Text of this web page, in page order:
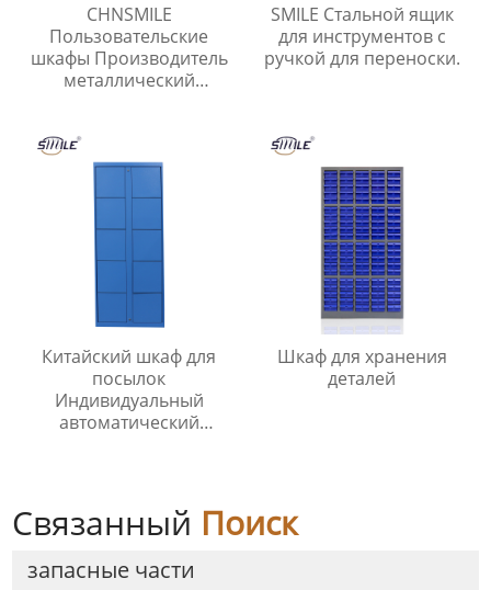
CHNSMILE
Пользовательские
шкафы Производитель
металлический
SMILE Стальной ящик
для инструментов с
ручкой для переноски.
Китайский шкаф для
посылок
Индивидуальный
автоматический
Шкаф для хранения
деталей
Связанный Поиск
запасные части